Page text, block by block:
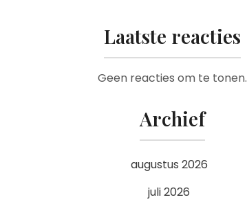
Laatste reacties
Geen reacties om te tonen.
Archief
augustus 2026
juli 2026